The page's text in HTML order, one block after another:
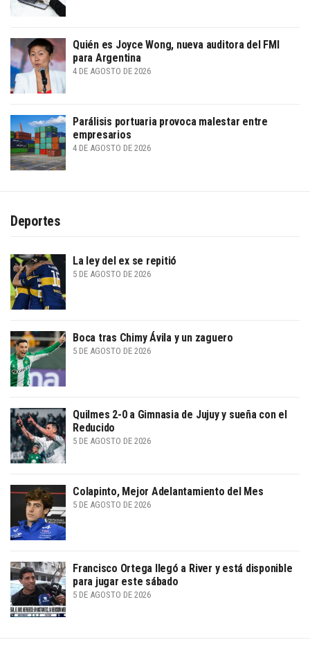
Quién es Joyce Wong, nueva auditora del FMI
para Argentina
4 DE AGOSTO DE 2026
Parálisis portuaria provoca malestar entre
empresarios
4 DE AGOSTO DE 2026
Deportes
La ley del ex se repitió
5 DE AGOSTO DE 2026
Boca tras Chimy Ávila y un zaguero
5 DE AGOSTO DE 2026
Quilmes 2-0 a Gimnasia de Jujuy y sueña con el
Reducido
5 DE AGOSTO DE 2026
Colapinto, Mejor Adelantamiento del Mes
5 DE AGOSTO DE 2026
Francisco Ortega llegó a River y está disponible
para jugar este sábado
5 DE AGOSTO DE 2026